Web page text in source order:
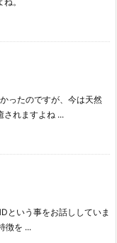
ったのですが、今は天然
されますよね ...
という事をお話ししていま
徴を ...